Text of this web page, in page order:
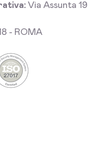
Via Assunta 19
- ROMA